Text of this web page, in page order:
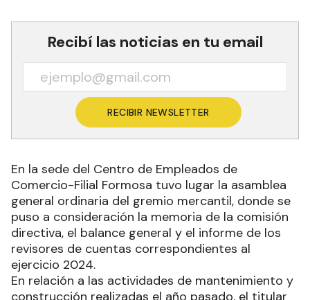
Recibí las noticias en tu email
RECIBIR NEWSLETTER
En la sede del Centro de Empleados de
Comercio-Filial Formosa tuvo lugar la asamblea
general ordinaria del gremio mercantil, donde se
puso a consideración la memoria de la comisión
directiva, el balance general y el informe de los
revisores de cuentas correspondientes al
ejercicio 2024.
En relación a las actividades de mantenimiento y
construcción realizadas el año pasado, el titular